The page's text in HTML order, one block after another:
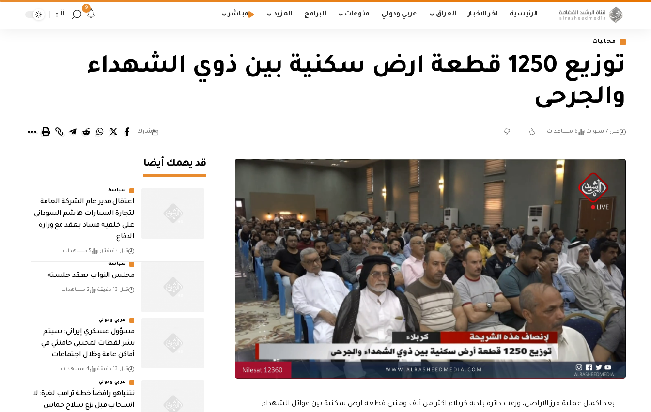
الرئيسية اخر الاخبار العراق عربي ودولي منوعات البرامج المزيد مباشر
9
أأ
محليات
توزيع 1250 قطعة ارض سكنية بين ذوي الشهداء
والجرحى
قبل 7 سنوات 6 مشاهدات شارك
بعد اكمال عملية فرز الاراضي، وزعت دائرة بلدية كربلاء اكثر من ألف ومئتي قطعة ارض سكنية بين عوائل الشهداء
قد يهمك أيضا
سياسة
اعتقال مدير عام الشركة العامة
لتجارة السيارات هاشم السوداني
على خلفية فساد بعقد مع وزارة
الدفاع
قبل دقيقتان 5 مشاهدات
سياسة
مجلس النواب يعقد جلسته
قبل 13 دقيقة 2 مشاهدات
عربي ودولي
مسؤول عسكري إيراني: سيتم
نشر لقطات لمجتبى خامنئي في
أماكن عامة وخلال اجتماعات
قبل 13 دقيقة 4 مشاهدات
عربي ودولي
نتنياهو رافضاً خطة ترامب لغزة: لا
انسحاب قبل نزع سلاح حماس